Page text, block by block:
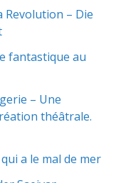
Revolution – Die
fantastique au
– Une
théâtrale.
a le mal de mer